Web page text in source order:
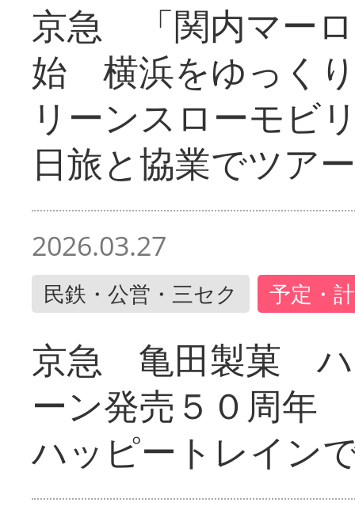
京急 「関内マー
始 横浜をゆっく
リーンスローモ
日旅と協業でツアー
2026.03.27
民鉄・公営・三セク 予定・
京急 亀田製菓 ハ
ーン発売５０周年
ハッピートレイン